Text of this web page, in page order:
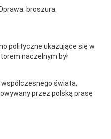
broszura.
polityczne ukazujące się w
naczelnym był
świata,
przez polską prasę